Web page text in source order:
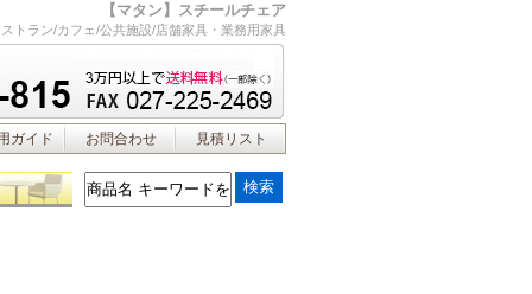
【マタン】スチールチェア
トラン/カフェ/公共施設/店舗家具・業務用家具
ガイド お問合わせ 見積リスト